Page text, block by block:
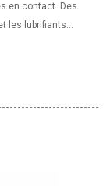
en contact. Des
les lubrifiants
dans la